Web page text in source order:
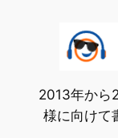
2013年から
様に向けて